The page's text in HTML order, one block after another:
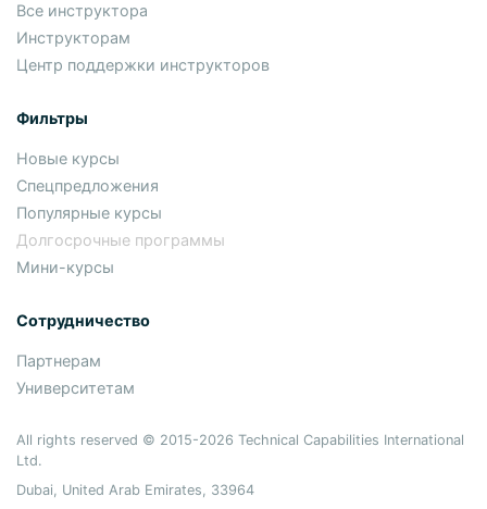
All rights reserved © 2015-2026 Technical Capabilities International
Ltd.
Dubai, United Arab Emirates, 33964
Все инструктора
Инструкторам
Центр поддержки инструкторов
Фильтры
Новые курсы
Спецпредложения
Популярные курсы
Долгосрочные программы
Мини-курсы
Сотрудничество
Партнерам
Университетам